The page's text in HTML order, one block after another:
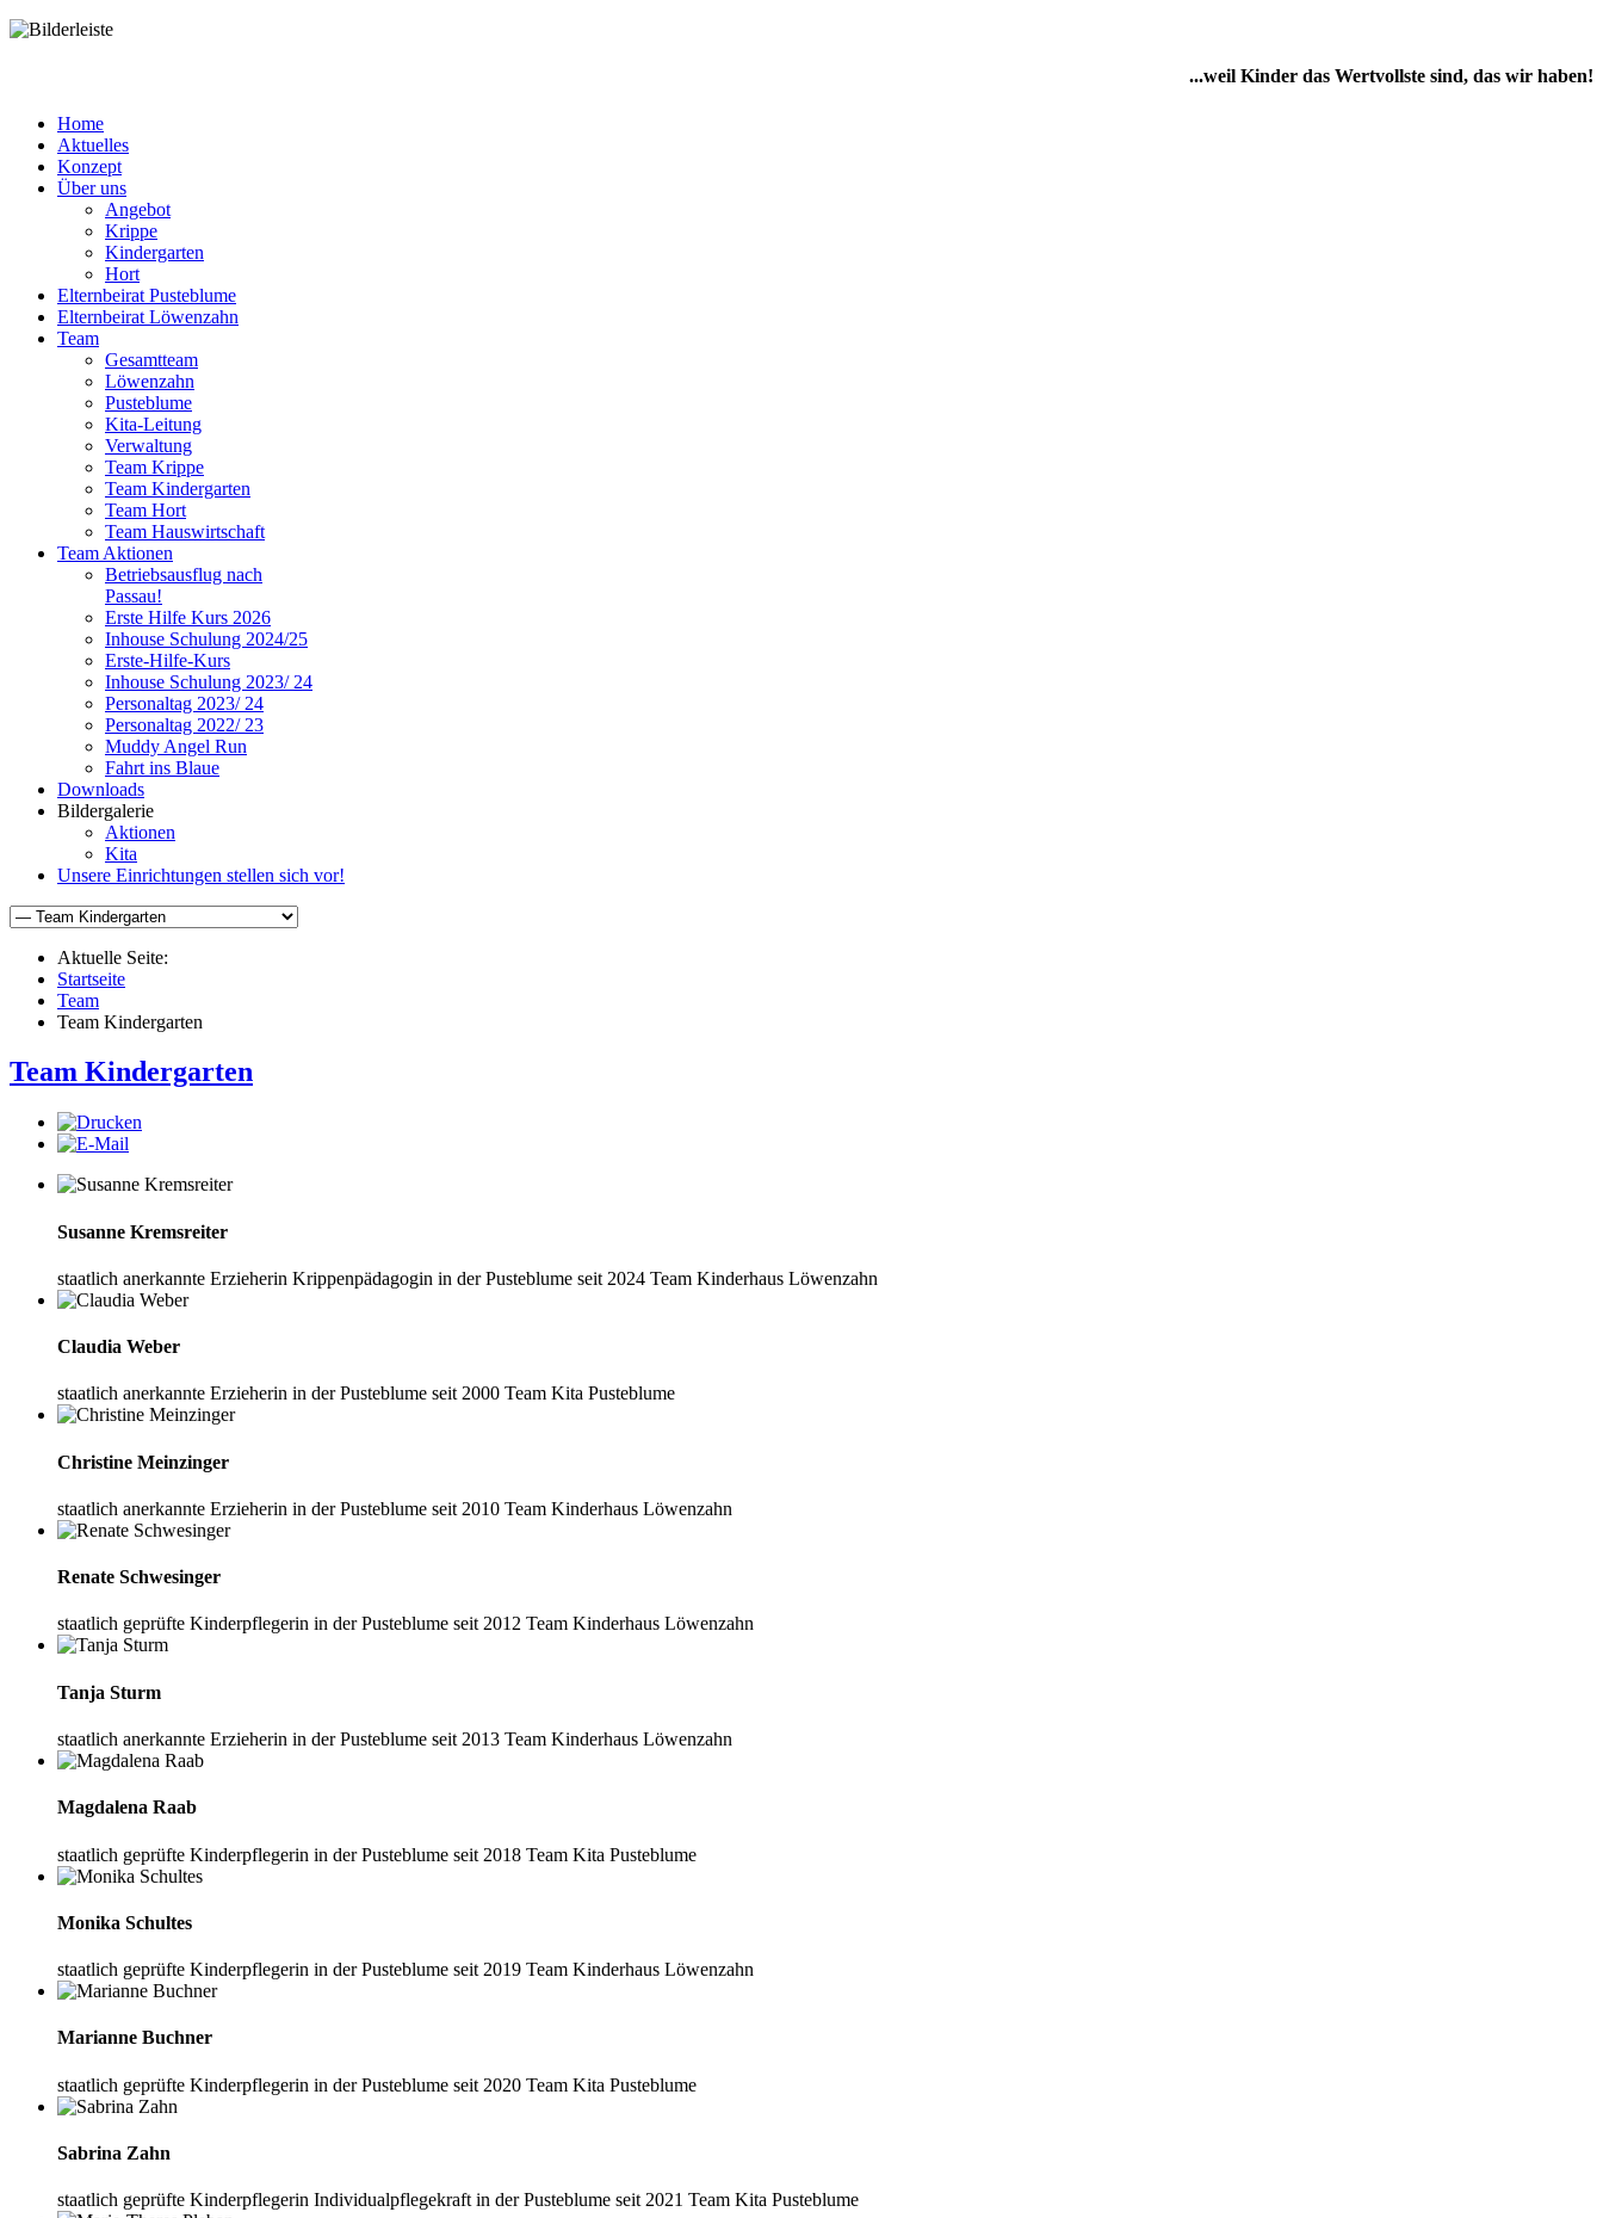
...weil Kinder das Wertvollste sind, das wir haben!
Home
Aktuelles
Konzept
Über uns
Angebot
Krippe
Kindergarten
Hort
Elternbeirat Pusteblume
Elternbeirat Löwenzahn
Team
Gesamtteam
Löwenzahn
Pusteblume
Kita-Leitung
Verwaltung
Team Krippe
Team Kindergarten
Team Hort
Team Hauswirtschaft
Team Aktionen
Betriebsausflug nach
Passau!
Erste Hilfe Kurs 2026
Inhouse Schulung 2024/25
Erste-Hilfe-Kurs
Inhouse Schulung 2023/ 24
Personaltag 2023/ 24
Personaltag 2022/ 23
Muddy Angel Run
Fahrt ins Blaue
Downloads
Bildergalerie
Aktionen
Kita
Unsere Einrichtungen stellen sich vor!
Aktuelle Seite:
Startseite
Team
Team Kindergarten
Team Kindergarten
Susanne Kremsreiter
staatlich anerkannte Erzieherin Krippenpädagogin in der Pusteblume seit 2024 Team Kinderhaus Löwenzahn
Claudia Weber
staatlich anerkannte Erzieherin in der Pusteblume seit 2000 Team Kita Pusteblume
Christine Meinzinger
staatlich anerkannte Erzieherin in der Pusteblume seit 2010 Team Kinderhaus Löwenzahn
Renate Schwesinger
staatlich geprüfte Kinderpflegerin in der Pusteblume seit 2012 Team Kinderhaus Löwenzahn
Tanja Sturm
staatlich anerkannte Erzieherin in der Pusteblume seit 2013 Team Kinderhaus Löwenzahn
Magdalena Raab
staatlich geprüfte Kinderpflegerin in der Pusteblume seit 2018 Team Kita Pusteblume
Monika Schultes
staatlich geprüfte Kinderpflegerin in der Pusteblume seit 2019 Team Kinderhaus Löwenzahn
Marianne Buchner
staatlich geprüfte Kinderpflegerin in der Pusteblume seit 2020 Team Kita Pusteblume
Sabrina Zahn
staatlich geprüfte Kinderpflegerin Individualpflegekraft in der Pusteblume seit 2021 Team Kita Pusteblume